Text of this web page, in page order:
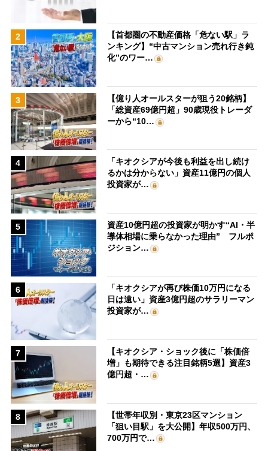
2
【首都圏の不動産価格「危ない駅」ラ
ンキング】“中古マンション売れ行き鈍
化”のワー…
3
【億り人オールスターが狙う20銘柄】
「総資産69億円超」90歳現役トレーダ
ーから“10…
4
「キオクシアが今後も利益を出し続け
るかは分からない」資産11億円の個人
投資家が…
5
資産10億円超の投資家が明かす“AI・半
導体相場に乗らなかった理由” フルポ
ジション…
6
「キオクシアが再び株価10万円になる
日は遠い」資産3億円超のサラリーマン
投資家が…
7
【キオクシア・ショック後に「株価倍
増」も期待できる注目銘柄5選】資産3
億円超・…
8
【世帯年収別・東京23区マンション
「狙い目駅」を大公開】年収500万円、
700万円で…